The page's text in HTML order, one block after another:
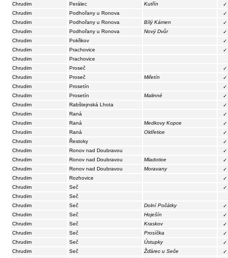
Chrudim
Perálec Kutřín
✓
Chrudim
Podhořany u Ronova
✓
Chrudim
Podhořany u Ronova Bílý Kámen
✓
Chrudim
Podhořany u Ronova Nový Dvůr
✓
Chrudim
Pokřikov
✓
Chrudim
Prachovice
✓
Chrudim
Prachovice
Chrudim
Proseč
✓
Chrudim
Proseč Miřetín
✓
Chrudim
Prosetín
✓
Chrudim
Prosetín Malinné
✓
Chrudim
Rabštejnská Lhota
✓
Chrudim
Raná
✓
Chrudim
Raná Medkovy Kopce
✓
Chrudim
Raná Oldřetice
✓
Chrudim
Řestoky
✓
Chrudim
Ronov nad Doubravou
✓
Chrudim
Ronov nad Doubravou Mladotice
✓
Chrudim
Ronov nad Doubravou Moravany
✓
Chrudim
Rozhovice
✓
Chrudim
Seč
✓
Chrudim
Seč
Chrudim
Seč Dolní Počátky
✓
Chrudim
Seč Hoješín
✓
Chrudim
Seč Kraskov
✓
Chrudim
Seč Prosíčka
✓
Chrudim
Seč Ústupky
✓
Chrudim
Seč Žďárec u Seče
✓